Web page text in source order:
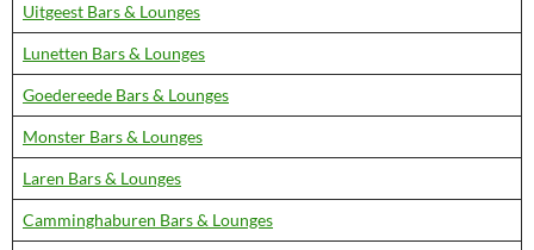
Uitgeest Bars & Lounges
Lunetten Bars & Lounges
Goedereede Bars & Lounges
Monster Bars & Lounges
Laren Bars & Lounges
Camminghaburen Bars & Lounges